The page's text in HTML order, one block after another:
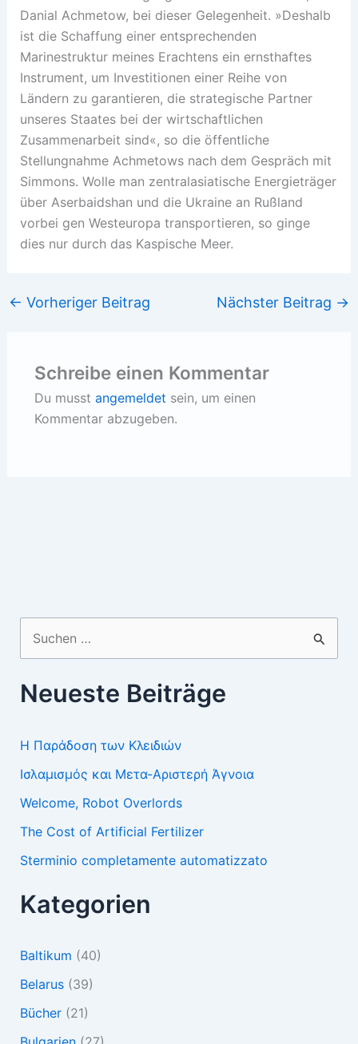
Danial Achmetow, bei dieser Gelegenheit. »Deshalb
ist die Schaffung einer entsprechenden
Marinestruktur meines Erachtens ein ernsthaftes
Instrument, um Investitionen einer Reihe von
Ländern zu garantieren, die strategische Partner
unseres Staates bei der wirtschaftlichen
Zusammenarbeit sind«, so die öffentliche
Stellungnahme Achmetows nach dem Gespräch mit
Simmons. Wolle man zentralasiatische Energieträger
über Aserbaidshan und die Ukraine an Rußland
vorbei gen Westeuropa transportieren, so ginge
dies nur durch das Kaspische Meer.
← Vorheriger Beitrag Nächster Beitrag →
Schreibe einen Kommentar
Du musst angemeldet sein, um einen
Kommentar abzugeben.
nach:
Neueste Beiträge
Η Παράδοση των Κλειδιών
Ισλαμισμός και Μετα-Αριστερή Άγνοια
Welcome, Robot Overlords
The Cost of Artificial Fertilizer
Sterminio completamente automatizzato
Kategorien
Baltikum (40)
Belarus(39)
Bücher(21)